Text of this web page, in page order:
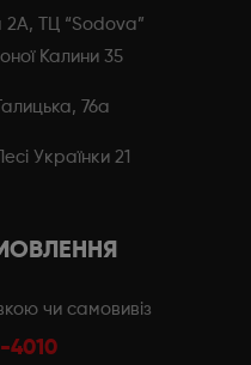
2А, ТЦ “Sodova”
Калини 35
76а
Українки 21
чи самовивіз
4010